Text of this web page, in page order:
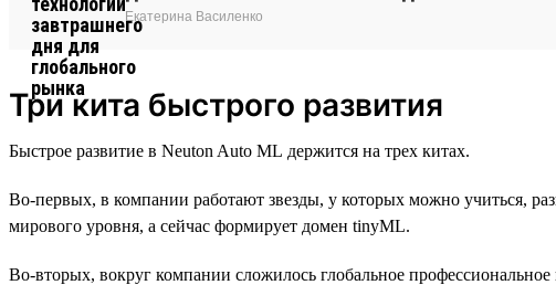
Екатерина Василенко
Три кита быстрого развития
Быстрое развитие в Neuton Auto ML держится на трех китах.
Во-первых, в компании работают звезды, у которых можно учиться,
мирового уровня, а сейчас формирует домен tinyML.
Во-вторых, вокруг компании сложилось глобальное